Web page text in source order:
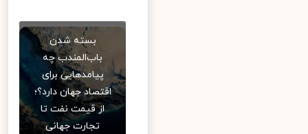
بسته شدن
باب‌المندب چه
پیامدهایی برای
اقتصاد جهان دارد؟؛
از قیمت نفت تا
تجارت جهانی